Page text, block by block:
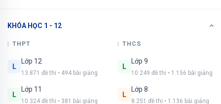
Xem tiếp với tài khoản VIP
Còn 15/23 câu hỏi, đáp án và lời giải chi tiết.
Bạn cần đăng ký gói VIP ( giá chỉ từ 250K )
làm bài, xem đáp án và lời giải chi tiết không giới
KHÓA HỌC 1 - 12
THPT
L
Lớp 12
13.871 đề thi • 494 bài giảng
L
Lớp 11
10.324 đề thi • 381 bài giảng
THCS
L
Lớp 9
10.249 đề thi • 1.156 bài giảng
L
Lớp 8
8.251 đề thi • 1.136 bài giảng